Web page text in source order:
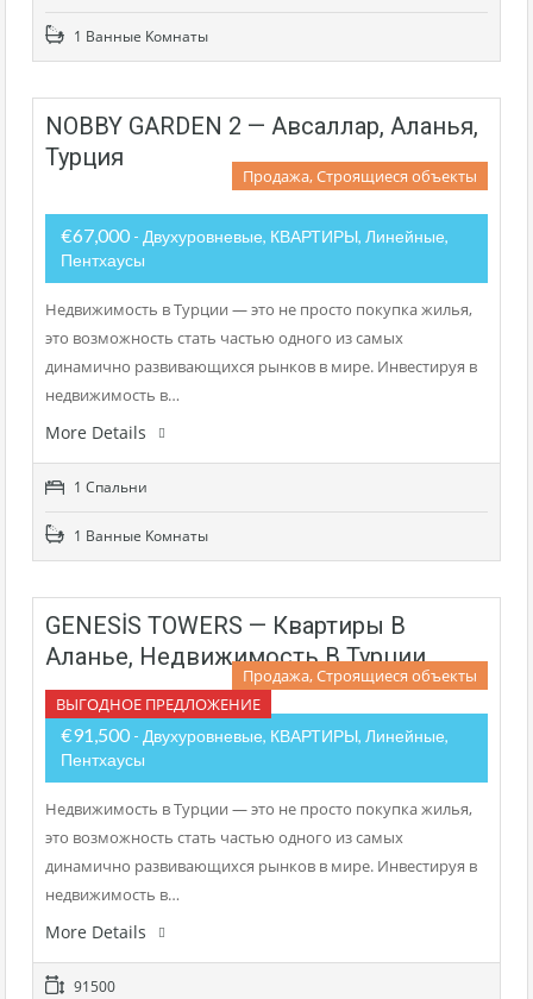
1 Bанные Kомнаты
NOBBY GARDEN 2 — Авсаллар, Аланья,
Турция
Продажа, Строящиеся объекты
€67,000 - Двухуровневые, КВАРТИРЫ, Линейные,
Пентхаусы
Недвижимость в Турции — это не просто покупка жилья,
это возможность стать частью одного из самых
динамично развивающихся рынков в мире. Инвестируя в
недвижимость в…
More Details
1 Cпальни
1 Bанные Kомнаты
GENESİS TOWERS — Квартиры В
Аланье, Недвижимость В Турции
ВЫГОДНОЕ ПРЕДЛОЖЕНИЕ
Продажа, Строящиеся объекты
€91,500 - Двухуровневые, КВАРТИРЫ, Линейные,
Пентхаусы
Недвижимость в Турции — это не просто покупка жилья,
это возможность стать частью одного из самых
динамично развивающихся рынков в мире. Инвестируя в
недвижимость в…
More Details
91500